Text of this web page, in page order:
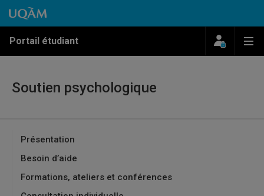
Passer au contenu
Accéder au menu principal
Accéder à la recherche
Passer au contenu
Accéder au menu principal
Portail étudiant Menu
Soutien psychologique
Présentation
Besoin d’aide
Formations, ateliers et conférences